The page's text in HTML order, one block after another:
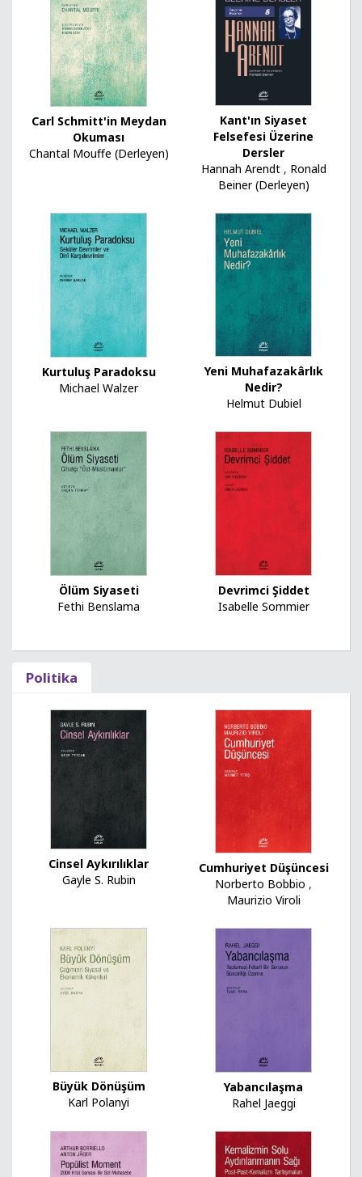
Carl Schmitt'in Meydan
Okuması
Chantal Mouffe (Derleyen)
Kant'ın Siyaset
Felsefesi Üzerine
Dersler
Hannah Arendt, Ronald
Beiner (Derleyen)
Kurtuluş Paradoksu
Michael Walzer
Yeni Muhafazakârlık
Nedir?
Helmut Dubiel
Ölüm Siyaseti
Fethi Benslama
Devrimci Şiddet
Isabelle Sommier
Politika
Cinsel Aykırılıklar
Gayle S. Rubin
Cumhuriyet Düşüncesi
Norberto Bobbio ,
Maurizio Viroli
Büyük Dönüşüm
Karl Polanyi
Yabancılaşma
Rahel Jaeggi